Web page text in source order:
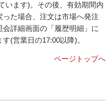
います)。その後、有効期間内
た場合、注文は市場へ発注
詳細画面の「履歴明細」に
(営業日の17:00以降)。
ページトップへ